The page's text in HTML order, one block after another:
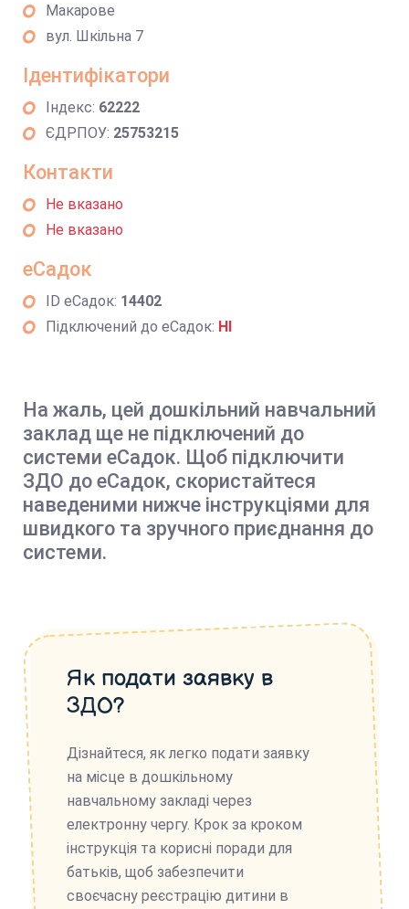
Макарове
вул. Шкільна 7
Ідентифікатори
Індекс: 62222
ЄДРПОУ: 25753215
Контакти
Не вказано
Не вказано
еСадок
ID еСадок: 14402
Підключений до еСадок: НІ
На жаль, цей дошкільний навчальний
заклад ще не підключений до
системи еСадок. Щоб підключити
ЗДО до еСадок, скористайтеся
наведеними нижче інструкціями для
швидкого та зручного приєднання до
системи.
Як подати заявку в
ЗДО?
Дізнайтеся, як легко подати заявку
на місце в дошкільному
навчальному закладі через
електронну чергу. Крок за кроком
інструкція та корисні поради для
батьків, щоб забезпечити
своєчасну реєстрацію дитини в